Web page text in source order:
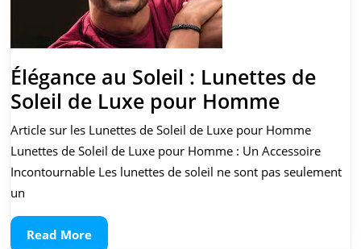
Élégance au Soleil : Lunettes de
Soleil de Luxe pour Homme
au
Soleil
:
Article sur les Lunettes de Soleil de Luxe pour Homme
Lunettes de Soleil de Luxe pour Homme : Un Accessoire
Incontournable Les lunettes de soleil ne sont pas seulement
un
Read MoreRead